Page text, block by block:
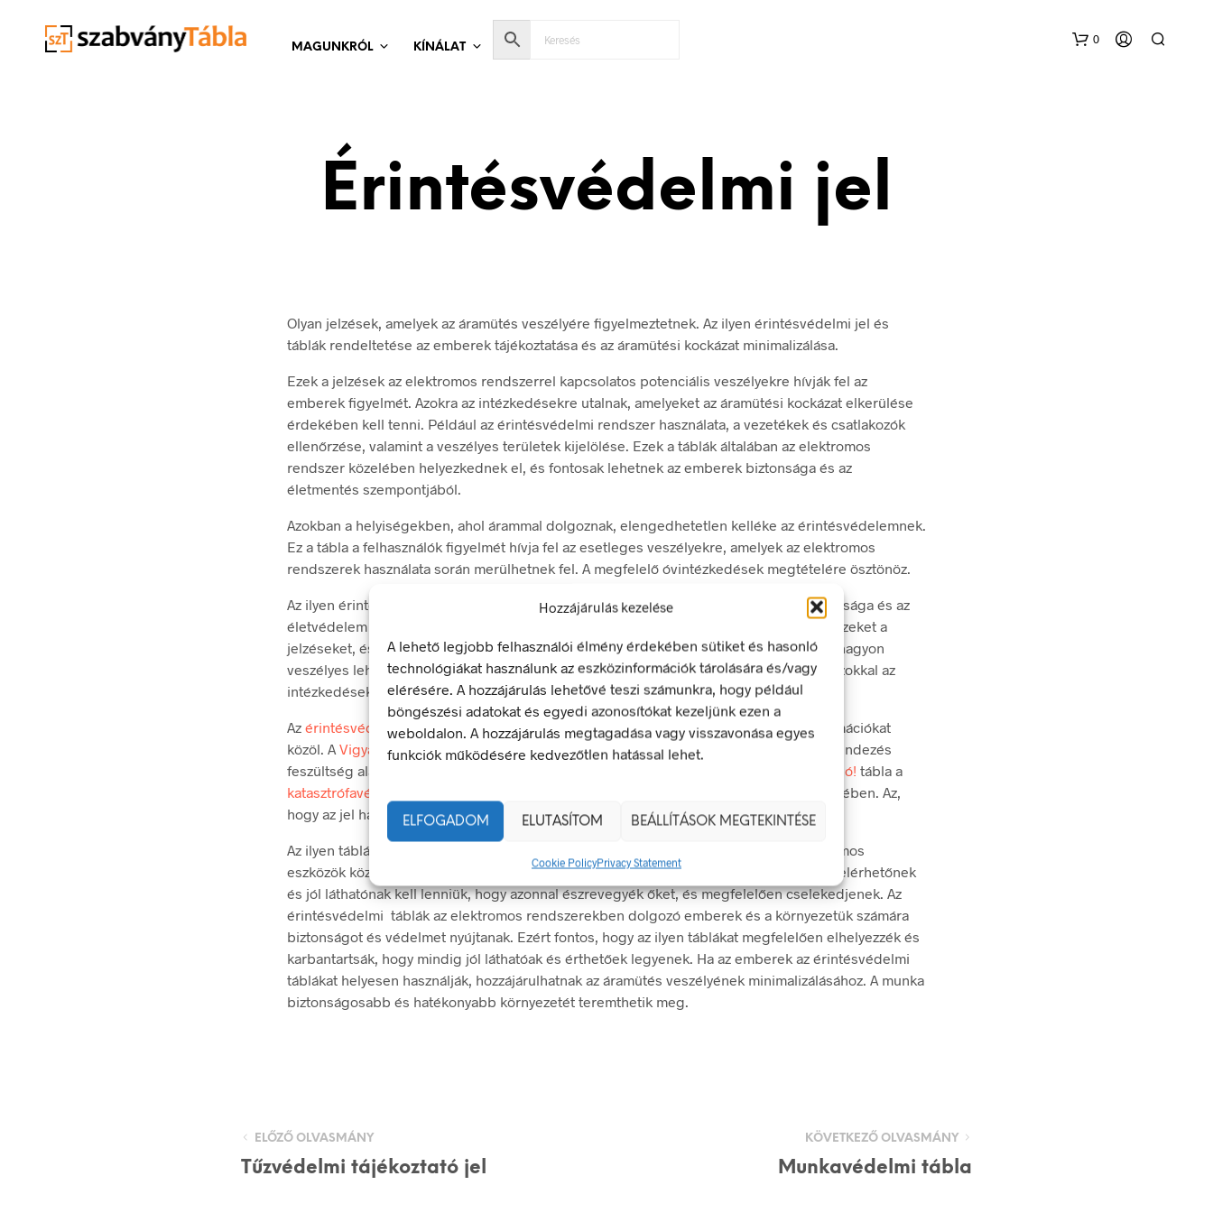
Hozzájárulás kezelése
A lehető legjobb felhasználói élmény érdekében sütiket és hasonló
technológiákat használunk az eszközinformációk tárolására és/vagy
elérésére. A hozzájárulás lehetővé teszi számunkra, hogy például
böngészési adatokat és egyedi azonosítókat kezeljünk ezen a
weboldalon. A hozzájárulás megtagadása vagy visszavonása egyes
funkciók működésére kedvezőtlen hatással lehet.
ELFOGADOM ELUTASÍTOM BEÁLLÍTÁSOK MEGTEKINTÉSE
Cookie PolicyPrivacy Statement
MAGUNKRÓL KÍNÁLAT
0
Érintésvédelmi jel
Olyan jelzések, amelyek az áramütés veszélyére figyelmeztetnek. Az ilyen érintésvédelmi jel és
táblák rendeltetése az emberek tájékoztatása és az áramütési kockázat minimalizálása.
Ezek a jelzések az elektromos rendszerrel kapcsolatos potenciális veszélyekre hívják fel az
emberek figyelmét. Azokra az intézkedésekre utalnak, amelyeket az áramütési kockázat elkerülése
érdekében kell tenni. Például az érintésvédelmi rendszer használata, a vezetékek és csatlakozók
ellenőrzése, valamint a veszélyes területek kijelölése. Ezek a táblák általában az elektromos
rendszer közelében helyezkednek el, és fontosak lehetnek az emberek biztonsága és az
életmentés szempontjából.
Azokban a helyiségekben, ahol árammal dolgoznak, elengedhetetlen kelléke az érintésvédelemnek.
Ez a tábla a felhasználók figyelmét hívja fel az esetleges veszélyekre, amelyek az elektromos
rendszerek használata során merülhetnek fel. A megfelelő óvintézkedések megtételére ösztönöz.
Az ilyen érintésvédelmi jelzések és táblák nagyon fontosak lehetnek az emberek biztonsága és az
életvédelem szempontjából. Ezért nagyon fontos, hogy mindenki ismerje és betartsa ezeket a
jelzéseket, és az intézkedéseket, amelyeket azok megkövetelnek. Az elektromos áram nagyon
veszélyes lehet. Fontos, hogy mindenki tisztában legyen az áramütési kockázattal, és azokkal az
intézkedésekkel, amelyeket meg kell tenni az áramütés elkerülése érdekében.
Az érintésvédelmi táblatöbbféle típusa létezik, amelyek mindegyike más és más információkat
közöl. A Vigyázz! Feszültség alatt!tábla arra figyelmeztetheti az embereket, hogy a berendezés
feszültség alatt van, és hogy semmiképpen ne nyúljanak hozzá. A
Tűzvédelmi főkapcsoló! tábla a
katasztrófavédelem
szakemberei számára nyújt információt esetleges kárelhárítás esetében. Az,
hogy az jel használata mennyire helyes, mindenki számára fontos tanulságként szolgál.
Az ilyen táblákat a lehető legjobban látható helyeken kell elhelyezni. Például az elektromos
eszközök közelében vagy ahol a feszültség lezárása történik. Az embereknek könnyen elérhetőnek
és jól láthatónak kell lenniük, hogy azonnal észrevegyék őket, és megfelelően cselekedjenek. Az
érintésvédelmi táblák az elektromos rendszerekben dolgozó emberek és a környezetük számára
biztonságot és védelmet nyújtanak. Ezért fontos, hogy az ilyen táblákat megfelelően elhelyezzék és
karbantartsák, hogy mindig jól láthatóak és érthetőek legyenek. Ha az emberek az érintésvédelmi
táblákat helyesen használják, hozzájárulhatnak az áramütés veszélyének minimalizálásához. A munka
biztonságosabb és hatékonyabb környezetét teremthetik meg.
ELŐZŐ OLVASMÁNY
Tűzvédelmi tájékoztató jel
KÖVETKEZŐ OLVASMÁNY
Munkavédelmi tábla